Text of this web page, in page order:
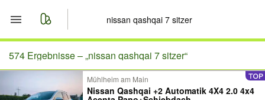
Start
574 Ergebnisse –„nissan qashqai 7 sitzer“
Mühlheim am Main
Nissan Qashqai +2 Automatik 4X4 2.0 4x4